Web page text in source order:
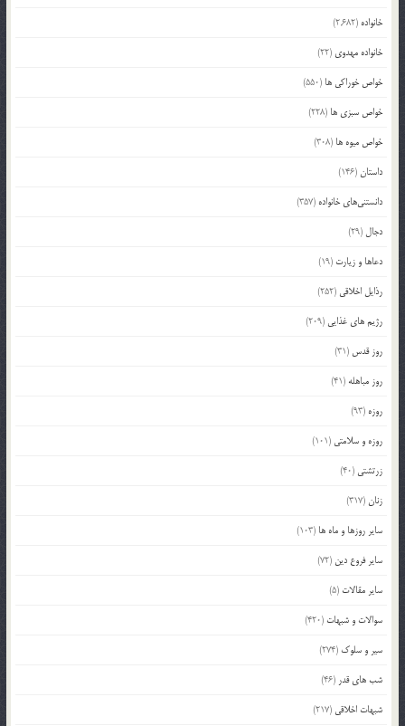
خانواده (2,682)
خانواده مهدوی (22)
خواص خوراکی ها (550)
خواص سبزی ها (228)
خواص میوه ها (308)
داستان(146)
دانستنی‌های خانواده (357)
دجال (29)
دعاها و زیارت (19)
رذایل اخلاقی (252)
رژیم های غذایی (209)
روز قدس (31)
روز مباهله (41)
روزه (93)
روزه و سلامتی (101)
زرتشتی (40)
زنان(317)
سایر روزها و ماه ها (103)
سایر فروع دین (72)
سایر مقالات (5)
سوالات و شبهات (420)
سیر و سلوک (274)
شب های قدر (46)
شبهات اخلاقی (217)